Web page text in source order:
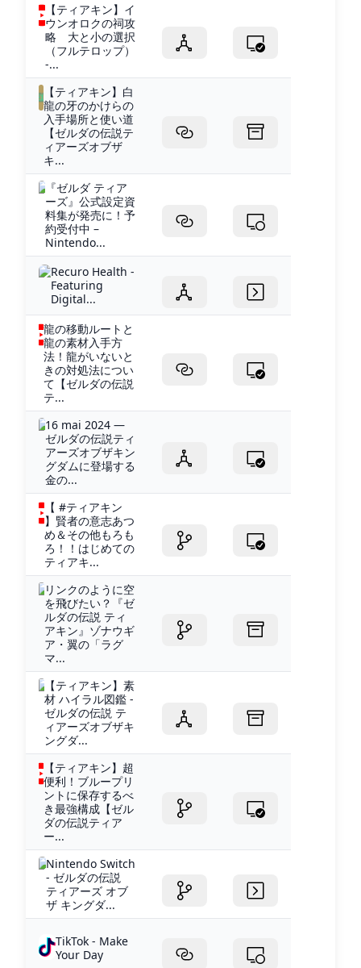
【ティアキン】イ
ウンオロクの祠攻
略 大と小の選択
（フルテロップ）
-...
【ティアキン】白
龍の牙のかけらの
入手場所と使い道
【ゼルダの伝説テ
ィアーズオブザ
キ...
『ゼルダ ティア
ーズ』公式設定資
料集が発売に！予
約受付中 –
Nintendo...
Recuro Health -
Featuring
Digital...
龍の移動ルートと
龍の素材入手方
法！龍がいないと
きの対処法につい
て【ゼルダの伝説
テ...
16 mai 2024 —
ゼルダの伝説ティ
アーズオブザキン
グダムに登場する
金の...
【 #ティアキン
】賢者の意志あつ
め＆その他もろも
ろ！！はじめての
ティアキ...
リンクのように空
を飛びたい？『ゼ
ルダの伝説 ティ
アキン』ゾナウギ
ア・翼の「ラグ
マ...
【ティアキン】素
材 ハイラル図鑑 -
ゼルダの伝説 テ
ィアーズオブザキ
ングダ...
【ティアキン】超
便利！ブループリ
ントに保存するべ
き最強構成【ゼル
ダの伝説ティア
ー...
Nintendo Switch
- ゼルダの伝説
ティアーズ オブ
ザ キングダ...
TikTok - Make
Your Day